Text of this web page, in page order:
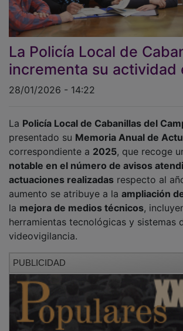
La Policía Local de
incrementa su actividad
presentado suMemoria Anual de
correspondiente a2025 , que recoge
notable en el número de avisos
actuaciones realizadasrespecto al
aumento se atribuye a laampliación
lamejora de medios técnicos,
herramientas tecnológicas y sistemas
videovigilancia.